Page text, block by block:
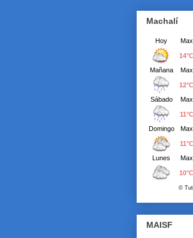
Machalí
MAISF